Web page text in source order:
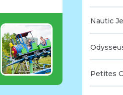
Nautic
Petites